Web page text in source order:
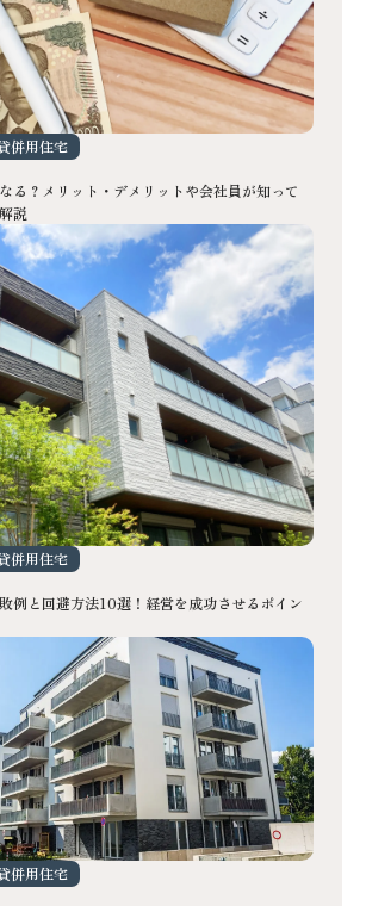
併用住宅
る？メリット・デメリットや会社員が知って
説
併用住宅
例と回避方法10選！経営を成功させるポイン
併用住宅